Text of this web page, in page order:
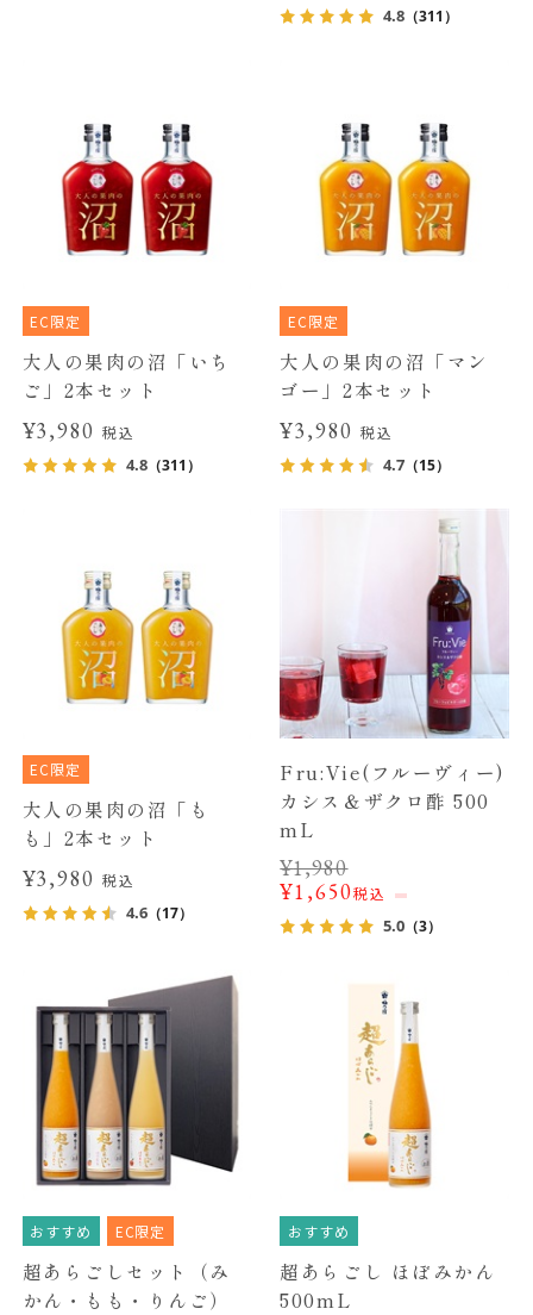
4.8 （311）
EC限定
大人の果肉の沼「いち
ご」2本セット
¥3,980税込
4.8（311）
EC限定
大人の果肉の沼「マン
ゴー」2本セット
¥3,980 税込
4.7 （15）
EC限定
大人の果肉の沼「も
も」2本セット
¥3,980税込
4.6（17）
Fru:Vie(フルーヴィー)
カシス＆ザクロ酢 500
mL
¥1,980
¥1,650税込
5.0 （3）
おすすめ EC限定
超あらごしセット（み
かん・もも・りんご）
おすすめ
超あらごし ほぼみかん
500mL